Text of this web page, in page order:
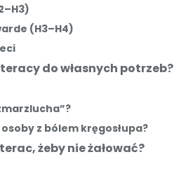
(H3–H4)
do własnych potrzeb?
z bólem kręgosłupa?
żeby nie żałować?